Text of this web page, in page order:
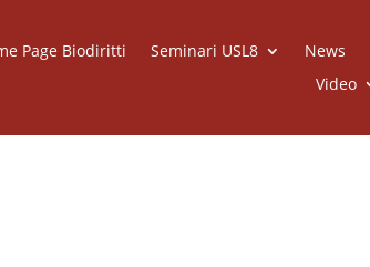
Page Biodiritti Seminari USL8 News
Video